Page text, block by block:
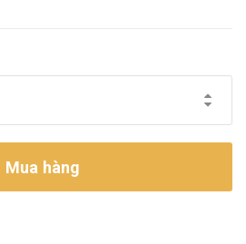
Mua hàng